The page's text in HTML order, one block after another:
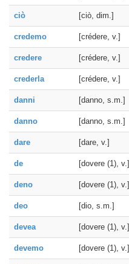
ciò [ciò, dim.]
credemo [crédere, v.]
credere [crédere, v.]
crederla [crédere, v.]
danni [danno, s.m.]
danno [danno, s.m.]
dare [dare, v.]
de [dovere (1), v.]
deno [dovere (1), v.]
deo [dio, s.m.]
devea [dovere (1), v.]
devemo [dovere (1), v.]